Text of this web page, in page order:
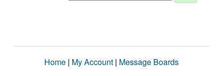
Home | My Account | Message Boards